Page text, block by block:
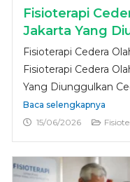
Fisioterapi
Jakarta Yang
Fisioterapi Cedera
Fisioterapi Cedera
Yang Diunggulkan
Baca selengkapnya
15/06/2026